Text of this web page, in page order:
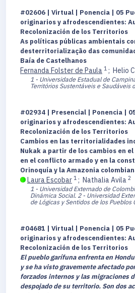
#02606 | Virtual | Ponencia | 05
originarios y afrodescendientes:
Recolonización de los Territorios
As políticas públicas ambientais
desterritorialização das
Baía de Castelhanos
Fernanda Folster de Paula 1 ; Helio
1 - Universidade Estadual de
Territórios Sustentáveis e Saudáveis
#02934 | Presencial | Ponencia |
originarios y afrodescendientes:
Recolonización de los Territorios
Cambios en las territorialidades
Nukak a partir de los cambios en
en el conflicto armado y en la
Orinoquía y la Amazonia
Laura Escobar 1 ; Nathalia Avila 2
1 - Universidad Externado de
Dinámica Social. 2 - Universidad
de Lógicas y Sentidos de los Pueblos
#04681 | Virtual | Ponencia | 05
originarios y afrodescendientes:
Recolonización de los Territorios
El pueblo garífuna enfrenta en
y se ha visto gravemente afectado
forzados internos y las migraciones
despojado de su territorio. Son dos